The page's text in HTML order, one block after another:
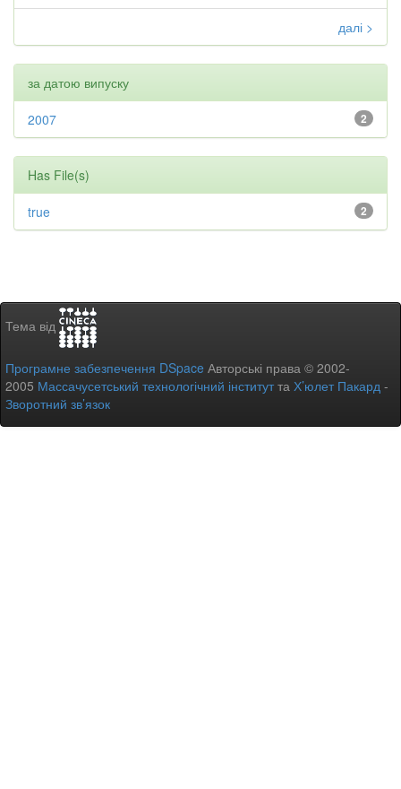
далі >
за датою випуску
2
2007
Has File(s)
2
true
Тема від
Програмне забезпечення DSpace Авторські права © 2002-
2005 Массачусетський технологічний інститутта Х’юлет Пакард -
Зворотний зв’язок